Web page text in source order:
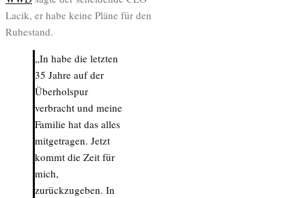
Lacik, er habe keine Pläne für den
Ruhestand.
„In habe die letzten
35 Jahre auf der
Überholspur
verbracht und meine
Familie hat das alles
mitgetragen. Jetzt
kommt die Zeit für
mich,
zurückzugeben. In